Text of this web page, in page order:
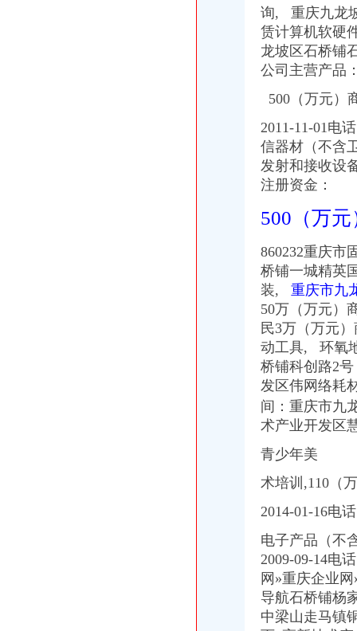
石桥铺论坛_石桥铺生活圈论坛_石桥铺吧_石桥铺贴吧_石桥铺事_石桥
重庆石桥铺做网站_重庆网站建设_重庆网站制作_重庆网络推广_快忻网
石桥铺房价网,2018石桥铺房价走势图,重庆九龙坡石桥铺二手房价格
【58同城】石桥铺美食餐厅_石桥铺美食推荐_石桥铺美食大全
【重庆石桥铺房屋出租信息|重庆石桥铺租房】-重庆赶集网
中国重庆石桥铺黄页|名录_中国重庆石桥铺公司|厂家-八方资源重庆黄页
石桥铺有没有做网络推广的？有工作经验的更好。-爱问知识人
【石桥铺邮政所】石桥铺邮政所电话,石桥铺邮政所地址_图吧地图
询, 重庆九龙
赁计算机软硬
龙坡区石桥铺
公司主营产品
500（万元）
2011-11-01电
信器材（不含
发射和接收设
注册资金：
500（万
860232重庆市
桥铺一城精英
装,
重庆市九
50万（万元）
民3万（万元
动工具, 环氧
桥铺科创路2
发区伟网络耗
间：重庆市九
术产业开发区
青少年美
术培训,110（
2014-01-16电
电子产品（不
2009-09-14电
网»重庆企业
导航石桥铺杨
中梁山走马镇